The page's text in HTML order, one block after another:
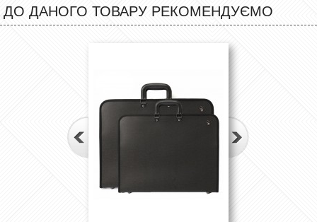
ДО ДАНОГО ТОВАРУ РЕКОМЕНДУЄМО